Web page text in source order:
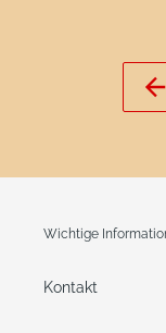
Wichtige
Kontakt